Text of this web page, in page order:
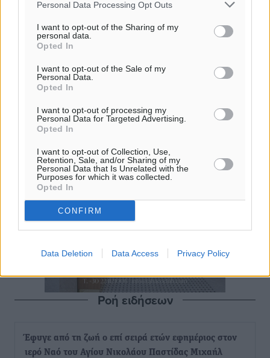
Personal Data Processing Opt Outs
I want to opt-out of the Sharing of my
personal data.
Opted In
I want to opt-out of the Sale of my
Personal Data.
Opted In
I want to opt-out of processing my
Personal Data for Targeted Advertising.
Opted In
I want to opt-out of Collection, Use,
Retention, Sale, and/or Sharing of my
Personal Data that Is Unrelated with the
Purposes for which it was collected.
Opted In
CONFIRM
Data Deletion Data Access Privacy Policy
Ροή ειδήσεων
Έφυγε από τη ζωή ο επί σειρά ετών εφημέριος στον
ιερό Ναό του Αγίου Νικολάου Παστίδας Μιχαήλ